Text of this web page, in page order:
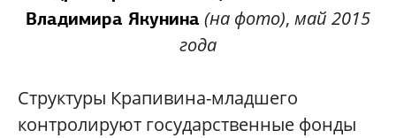
Владимира Якунина (на фото), май 2015
года
Структуры Крапивина-младшего
контролируют государственные фонды